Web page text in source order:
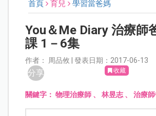
首頁 育兒 學習當爸媽
You＆Me Diary 治療師
課 1－6集
作者： 周品攸 | 發表日期：2017-06-13
分享 收藏
關鍵字：物理治療師 、林昱志 、治療